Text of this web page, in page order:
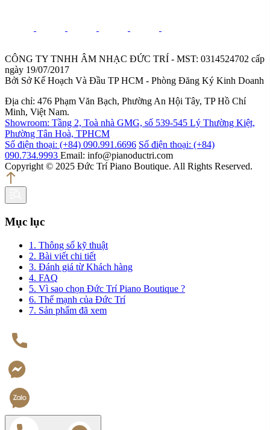
CÔNG TY TNHH ÂM NHẠC ĐỨC TRÍ - MST: 0314524702 cấp
ngày 19/07/2017
Bởi Sở Kế Hoạch Và Đầu TP HCM - Phòng Đăng Ký Kinh Doanh
Địa chỉ: 476 Phạm Văn Bạch, Phường An Hội Tây, TP Hồ Chí
Minh, Việt Nam.
Showroom: Tầng 2, Toà nhà GMG, số 539-545 Lý Thường Kiệt,
Phường Tân Hoà, TPHCM
Số điện thoại: (+84) 090.991.6696 Số điện thoại: (+84)
090.734.9993 Email: info@pianoductri.com
Copyright © 2025 Đức Trí Piano Boutique. All Rights Reserved.
Mục lục
1. Thông số kỹ thuật
2. Bài viết chi tiết
3. Đánh giá từ Khách hàng
4. FAQ
5. Vì sao chọn Đức Trí Piano Boutique ?
6. Thế mạnh của Đức Trí
7. Sản phẩm đã xem